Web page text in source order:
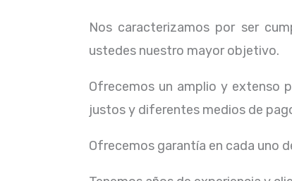
Nos caracterizamos por ser
ustedes nuestro mayor objetivo.
Ofrecemos un amplio y extenso
justos y diferentes medios de
Ofrecemos garantía en cada uno